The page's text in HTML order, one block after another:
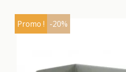
Promo ! -20%